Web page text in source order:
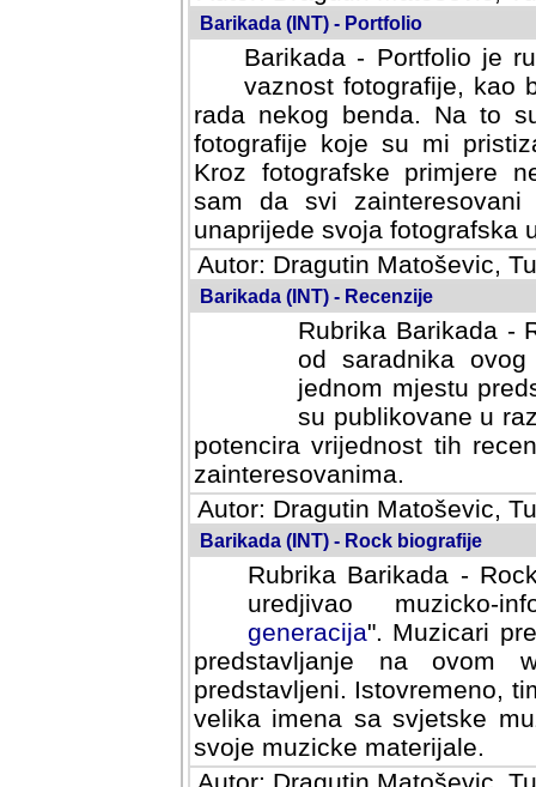
Barikada (INT) - Portfolio
Barikada - Portfolio je
vaznost fotografije, kao
rada nekog benda. Na to
fotografije koje su mi
fotografske primjere
svi zainteresovani
svoja fotografska umijeca.
Autor: Dragutin Matoševic,
Barikada (INT) - Recenzije
Rubrika Barikada -
od saradnika
jednom mjestu
su publikovane u
potencira vrijednost tih
zainteresovanima.
Autor: Dragutin Matoševic,
Barikada (INT) - Rock biografije
Rubrika Barikada -
uredjivao muzicko-
Muzicari predstavljeni u
na ovom web portalu
Istovremeno, tim nacinom
sa svjetske muzicke scene
materijale.